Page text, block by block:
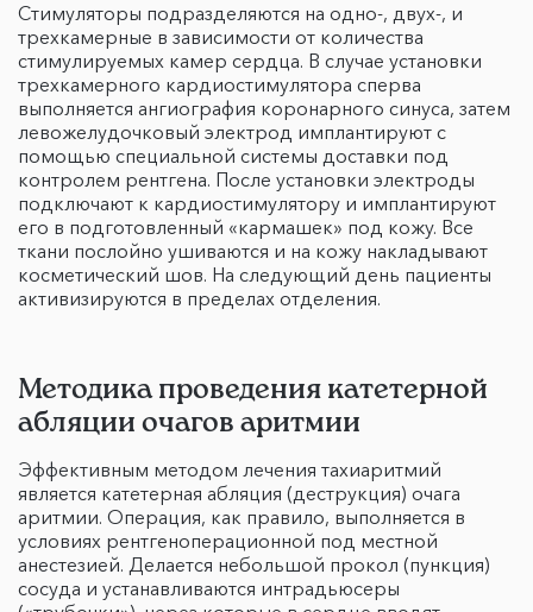
Стимуляторы подразделяются на одно-, двух-, и
трехкамерные в зависимости от количества
стимулируемых камер сердца. В случае установки
трехкамерного кардиостимулятора сперва
выполняется ангиография коронарного синуса, затем
левожелудочковый электрод имплантируют с
помощью специальной системы доставки под
контролем рентгена. После установки электроды
подключают к кардиостимулятору и имплантируют
его в подготовленный «кармашек» под кожу. Все
ткани послойно ушиваются и на кожу накладывают
косметический шов. На следующий день пациенты
активизируются в пределах отделения.
Методика проведения катетерной
абляции очагов аритмии
Эффективным методом лечения тахиаритмий
является катетерная абляция (деструкция) очага
аритмии. Операция, как правило, выполняется в
условиях рентгеноперационной под местной
анестезией. Делается небольшой прокол (пункция)
сосуда и устанавливаются интрадьюсеры